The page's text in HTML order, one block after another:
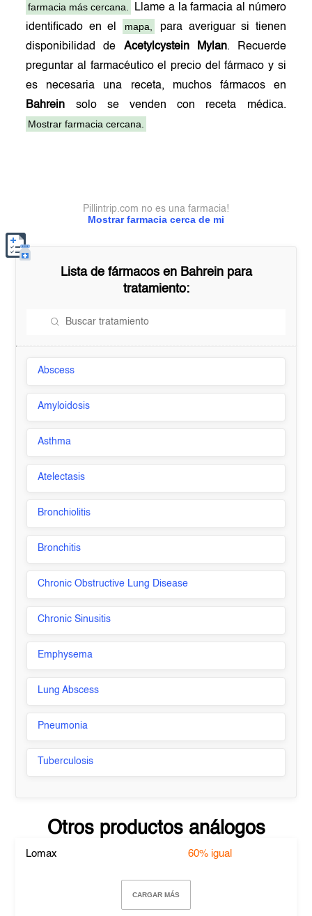
farmacia más cercana.
Llame a la farmacia al número
identificado en el
mapa,
para averiguar si tienen
disponibilidad de Acetylcystein Mylan. Recuerde
preguntar al farmacéutico el precio del fármaco y si
es necesaria una receta, muchos fármacos en
Bahrein solo se venden con receta médica.
Mostrar farmacia cercana.
Mostrar farmacia cerca de mi
Pillintrip.com no es una farmacia!
Lista de fármacos en Bahreinpara
tratamiento:
Abscess
Amyloidosis
Asthma
Atelectasis
Bronchiolitis
Bronchitis
Chronic Obstructive Lung Disease
Chronic Sinusitis
Emphysema
Lung Abscess
Pneumonia
Tuberculosis
Otros productos análogos
Lomax 60% igual
CARGAR MÁS